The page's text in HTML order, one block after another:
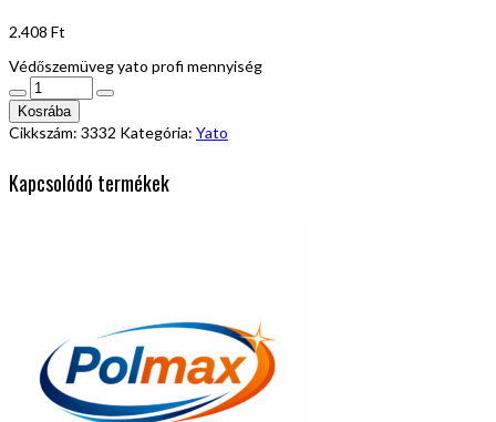
2.408 Ft
Védőszemüveg yato profi mennyiség
Kosrába
Cikkszám: 3332 Kategória: Yato
Kapcsolódó termékek